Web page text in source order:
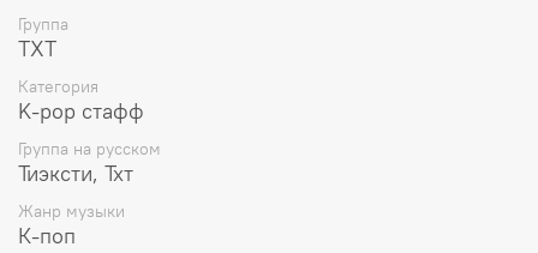
Группа
TXT
Категория
K-pop стафф
Группа на русском
Тиэксти, Тхт
Жанр музыки
К-поп